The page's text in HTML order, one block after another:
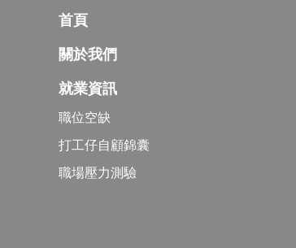
首頁
關於我們
就業資訊
職位空缺
打工仔自顧錦囊
職場壓力測驗